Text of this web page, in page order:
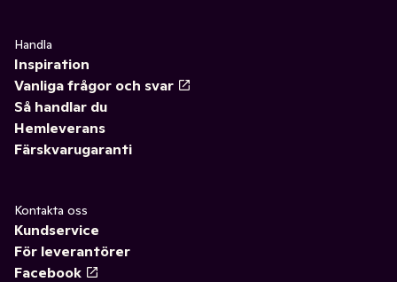
Handla
Inspiration
Vanliga frågor och svar
Så handlar du
Hemleverans
Färskvarugaranti
Kontakta oss
Kundservice
För leverantörer
Facebook